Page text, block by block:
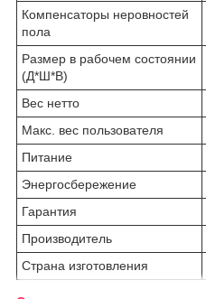
Компенсаторы неровностей
пола
Размер в рабочем состоянии
(Д*Ш*В)
Вес нетто
Макс. вес пользователя
Питание
Энергосбережение
Гарантия
Производитель
Страна изготовления